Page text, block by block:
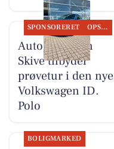
SPONSORERET OPSLAGSTAVLEN
Autocentralen
Skive tilbyder
prøvetur i den nye
Volkswagen ID.
Polo
BOLIGMARKED